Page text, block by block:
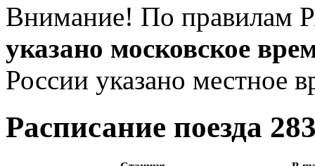
Внимание! По правилам
указано московское
России указано местное
Расписание поезда